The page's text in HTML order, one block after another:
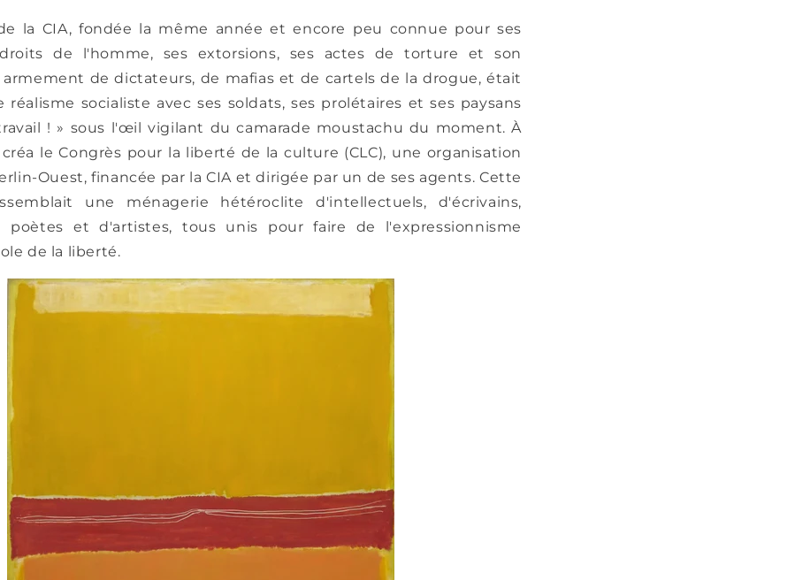
la CIA, fondée la même année et encore peu connue pour ses
de l'homme, ses extorsions, ses actes de torture et son
de dictateurs, de mafias et de cartels de la drogue, était
socialiste avec ses soldats, ses prolétaires et ses paysans
! » sous l'œil vigilant du camarade moustachu du moment. À
le Congrès pour la liberté de la culture (CLC), une organisation
Ouest, financée par la CIA et dirigée par un de ses agents. Cette
une ménagerie hétéroclite d'intellectuels, d'écrivains,
poètes et d'artistes, tous unis pour faire de l'expressionnisme
de la liberté.